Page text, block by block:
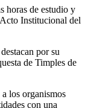
horas de estudio y
Institucional del
por su
de Timples de
los organismos
con una